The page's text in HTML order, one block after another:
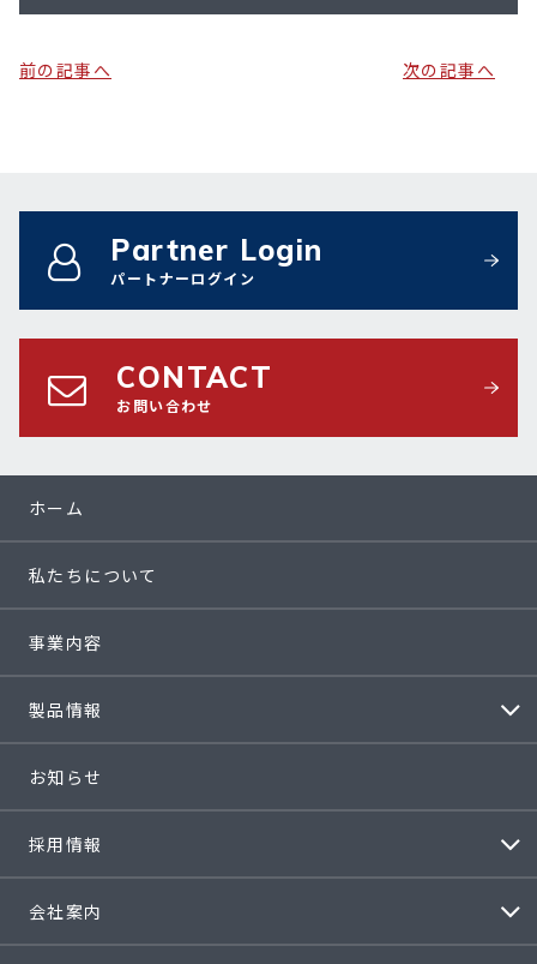
前の記事へ 次の記事へ
Partner Login
パートナーログイン
CONTACT
お問い合わせ
ホーム
私たちについて
事業内容
製品情報
お知らせ
採用情報
会社案内